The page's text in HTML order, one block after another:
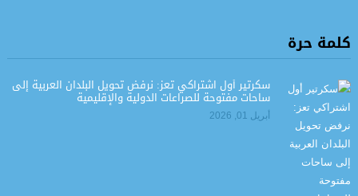
كلمة حرة
سكرتير أول اشتراكي تعز: نرفض تحويل البلدان العربية إلى
ساحات مفتوحة للصراعات الدولية والإقليمية
أبريل 01, 2026